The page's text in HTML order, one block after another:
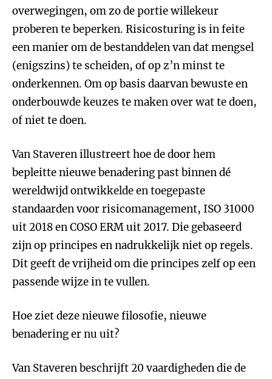
overwegingen, om zo de portie willekeur
proberen te beperken. Risicosturing is in feite
een manier om de bestanddelen van dat mengsel
(enigszins) te scheiden, of op z’n minst te
onderkennen. Om op basis daarvan bewuste en
onderbouwde keuzes te maken over wat te doen,
of niet te doen.
Van Staveren illustreert hoe de door hem
bepleitte nieuwe benadering past binnen dé
wereldwijd ontwikkelde en toegepaste
standaarden voor risicomanagement, ISO 31000
uit 2018 en COSO ERM uit 2017. Die gebaseerd
zijn op principes en nadrukkelijk niet op regels.
Dit geeft de vrijheid om die principes zelf op een
passende wijze in te vullen.
Hoe ziet deze nieuwe filosofie, nieuwe
benadering er nu uit?
Van Staveren beschrijft 20 vaardigheden die de